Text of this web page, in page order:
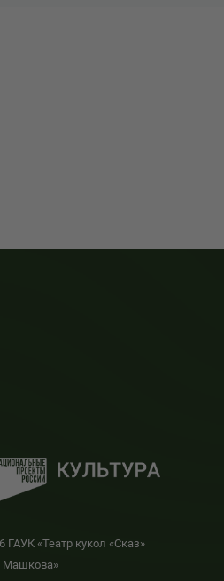
ГАУК «Театр кукол «Сказ»
Машкова»